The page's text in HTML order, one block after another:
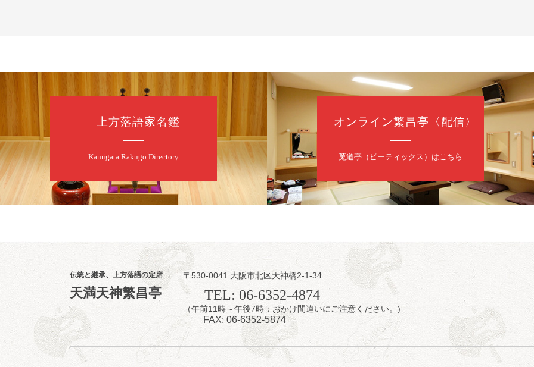
朝 8 日（土）
第2回 智之介・力造 二人会
笑福亭智之介「昭和任侠伝」「天王寺詣り」／桂力造「桃太郎」「本膳」／桂二豆「開
開演：午前10時（9時30分開場）
前売2,000円 当日 2,500円
お問合せ：智之介・力造 二人会事務局 090-7762-6268
昼席：番組案内
桂九寿玉／露の瑞／桂きん太郎／いわみせいじ（似顔絵）／桂米之助／桂文太～仲入～
★菟道亭配信あり
上方落語家名鑑
Kamigata Rakugo Directory
オンライン繁昌亭〈配信〉
莵道亭（ピーティックス）はこちら
伝統と継承、上方落語の定席
天満天神繁昌亭
〒530-0041 大阪市北区天神橋2-1-34
TEL: 06-6352-4874
（午前11時～午後7時：おかけ間違いにご注意ください。)
FAX: 06-6352-5874